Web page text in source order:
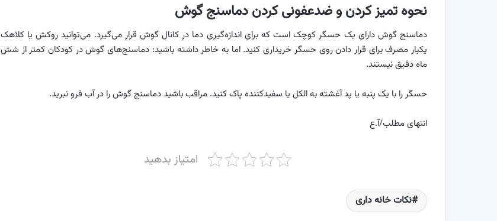
نحوه تمیز کردن و ضدعفونی کردن دماسنج گوش
دماسنج گوش دارای یک حسگر کوچک است که برای اندازه‌گیری دما در کانال گوش قرار می‌گیرد. می‌توانید روکش یا کلاهک
یکبار مصرف برای قرار دادن روی حسگر خریداری کنید. اما به خاطر داشته باشید: دماسنج‌های گوش در کودکان کمتر از شش
ماه دقیق نیستند.
حسگر را با یک پنبه یا پد آغشته به الکل یا سفیدکننده پاک کنید. مراقب باشید دماسنج گوش را در آب فرو نبرید.
انتهای مطلب/آ.ع
امتیاز بدهید
نکات خانه داری